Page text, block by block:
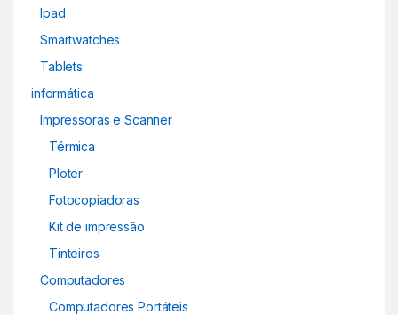
Ipad
Smartwatches
Tablets
informática
Impressoras e Scanner
Térmica
Ploter
Fotocopiadoras
Kit de impressão
Tinteiros
Computadores
Computadores Portáteis